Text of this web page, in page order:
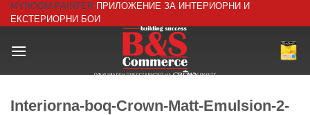
Skip
to
MYROOM-PAINTER ПРИЛОЖЕНИЕ ЗА ИНТЕРИОРНИ И
ЕКСТЕРИОРНИ БОИ
Interiorna-boq-Crown-Matt-Emulsion-2-